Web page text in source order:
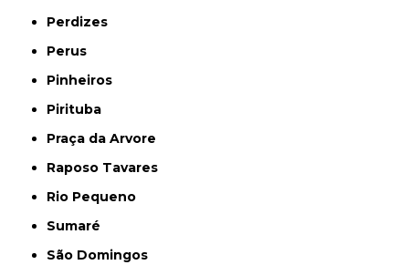
Perdizes
Perus
Pinheiros
Pirituba
Praça da Arvore
Raposo Tavares
Rio Pequeno
Sumaré
São Domingos